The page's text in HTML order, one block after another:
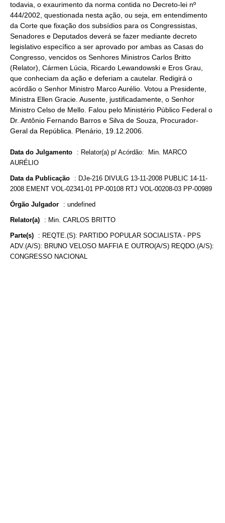
todavia, o exaurimento da norma contida no Decreto-lei nº
444/2002, questionada nesta ação, ou seja, em entendimento
da Corte que fixação dos subsídios para os Congressistas,
Senadores e Deputados deverá se fazer mediante decreto
legislativo específico a ser aprovado por ambas as Casas do
Congresso, vencidos os Senhores Ministros Carlos Britto
(Relator), Cármen Lúcia, Ricardo Lewandowski e Eros Grau,
que conheciam da ação e deferiam a cautelar. Redigirá o
acórdão o Senhor Ministro Marco Aurélio. Votou a Presidente,
Ministra Ellen Gracie. Ausente, justificadamente, o Senhor
Ministro Celso de Mello. Falou pelo Ministério Público Federal o
Dr. Antônio Fernando Barros e Silva de Souza, Procurador-
Geral da República. Plenário, 19.12.2006.
Data do Julgamento : Relator(a) p/ Acórdão: Min. MARCO
AURÉLIO
Data da Publicação : DJe-216 DIVULG 13-11-2008 PUBLIC 14-11-
2008 EMENT VOL-02341-01 PP-00108 RTJ VOL-00208-03 PP-00989
Órgão Julgador : undefined
Relator(a) : Min. CARLOS BRITTO
Parte(s) : REQTE.(S): PARTIDO POPULAR SOCIALISTA - PPS
ADV.(A/S): BRUNO VELOSO MAFFIA E OUTRO(A/S) REQDO.(A/S):
CONGRESSO NACIONAL